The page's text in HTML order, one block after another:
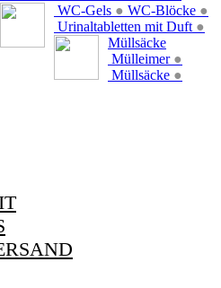
WC-Gels ● WC-Blöcke ●
Urinaltabletten mit Duft ●
Müllsäcke
Mülleimer ●
Müllsäcke ●